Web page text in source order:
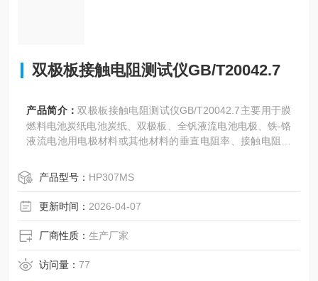
双极板接触电阻测试仪GB/T20042.7
产品简介： 双极板接触电阻测试仪GB/T20042.7主要用于膜
燃料电池炭纸电池炭纸、双极板、全钒液流电池电极、铁-铬
液流电池用电极材料或其他材料的垂直电阻率、接触电阻测
透气性与导电性。该机也叫碳纸垂直电阻率测试仪
产品型号： HP307MS
更新时间： 2026-04-07
厂商性质：生产厂家
访问量：77